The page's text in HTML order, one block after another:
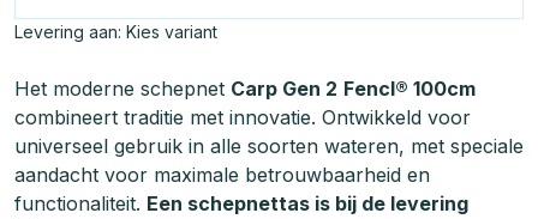
Levering aan: Kies variant
Het moderne schepnet Carp Gen 2 Fencl® 100cm
combineert traditie met innovatie. Ontwikkeld voor
universeel gebruik in alle soorten wateren, met speciale
aandacht voor maximale betrouwbaarheid en
functionaliteit. Een schepnettas is bij de levering